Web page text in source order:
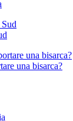
una bisarca?